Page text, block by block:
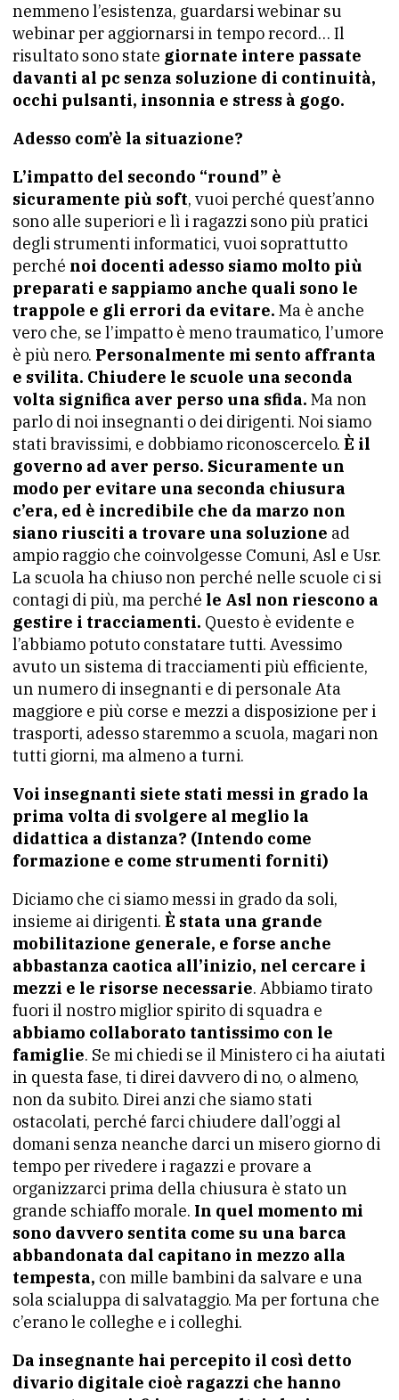
nemmeno l’esistenza, guardarsi webinar su
webinar per aggiornarsi in tempo record… Il
risultato sono state giornate intere passate
davanti al pc senza soluzione di continuità,
occhi pulsanti, insonnia e stress à gogo.
Adesso com’è la situazione?
L’impatto del secondo “round” è
sicuramente più soft, vuoi perché quest’anno
sono alle superiori e lì i ragazzi sono più pratici
degli strumenti informatici, vuoi soprattutto
perché noi docenti adesso siamo molto più
preparati e sappiamo anche quali sono le
trappole e gli errori da evitare. Ma è anche
vero che, se l’impatto è meno traumatico, l’umore
è più nero. Personalmente mi sento affranta
e svilita. Chiudere le scuole una seconda
volta significa aver perso una sfida. Ma non
parlo di noi insegnanti o dei dirigenti. Noi siamo
stati bravissimi, e dobbiamo riconoscercelo. È il
governo ad aver perso. Sicuramente un
modo per evitare una seconda chiusura
c’era, ed è incredibile che da marzo non
siano riusciti a trovare una soluzione ad
ampio raggio che coinvolgesse Comuni, Asl e Usr.
La scuola ha chiuso non perché nelle scuole ci si
contagi di più, ma perché le Asl non riescono a
gestire i tracciamenti. Questo è evidente e
l’abbiamo potuto constatare tutti. Avessimo
avuto un sistema di tracciamenti più efficiente,
un numero di insegnanti e di personale Ata
maggiore e più corse e mezzi a disposizione per i
trasporti, adesso staremmo a scuola, magari non
tutti giorni, ma almeno a turni.
Voi insegnanti siete stati messi in grado la
prima volta di svolgere al meglio la
didattica a distanza? (Intendo come
formazione e come strumenti forniti)
Diciamo che ci siamo messi in grado da soli,
insieme ai dirigenti. È stata una grande
mobilitazione generale, e forse anche
abbastanza caotica all’inizio, nel cercare i
mezzi e le risorse necessarie. Abbiamo tirato
fuori il nostro miglior spirito di squadra e
abbiamo collaborato tantissimo con le
famiglie. Se mi chiedi se il Ministero ci ha aiutati
in questa fase, ti direi davvero di no, o almeno,
non da subito. Direi anzi che siamo stati
ostacolati, perché farci chiudere dall’oggi al
domani senza neanche darci un misero giorno di
tempo per rivedere i ragazzi e provare a
organizzarci prima della chiusura è stato un
grande schiaffo morale. In quel momento mi
sono davvero sentita come su una barca
abbandonata dal capitano in mezzo alla
tempesta, con mille bambini da salvare e una
sola scialuppa di salvataggio. Ma per fortuna che
c’erano le colleghe e i colleghi.
Da insegnante hai percepito il così detto
divario digitale cioè ragazzi che hanno